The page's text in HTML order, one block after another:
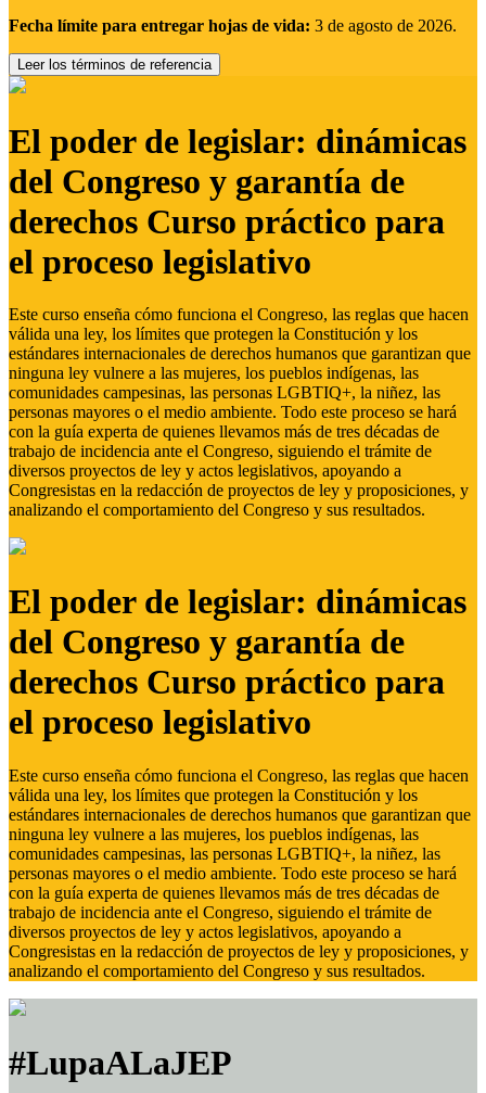
Fecha límite para entregar hojas de vida: 3 de agosto de 2026.
Leer los términos de referencia
El poder de legislar: dinámicas
del Congreso y garantía de
derechos Curso práctico para
el proceso legislativo
Este curso enseña cómo funciona el Congreso, las reglas que hacen
válida una ley, los límites que protegen la Constitución y los
estándares internacionales de derechos humanos que garantizan que
ninguna ley vulnere a las mujeres, los pueblos indígenas, las
comunidades campesinas, las personas LGBTIQ+, la niñez, las
personas mayores o el medio ambiente. Todo este proceso se hará
con la guía experta de quienes llevamos más de tres décadas de
trabajo de incidencia ante el Congreso, siguiendo el trámite de
diversos proyectos de ley y actos legislativos, apoyando a
Congresistas en la redacción de proyectos de ley y proposiciones, y
analizando el comportamiento del Congreso y sus resultados.
El poder de legislar: dinámicas
del Congreso y garantía de
derechos Curso práctico para
el proceso legislativo
Este curso enseña cómo funciona el Congreso, las reglas que hacen
válida una ley, los límites que protegen la Constitución y los
estándares internacionales de derechos humanos que garantizan que
ninguna ley vulnere a las mujeres, los pueblos indígenas, las
comunidades campesinas, las personas LGBTIQ+, la niñez, las
personas mayores o el medio ambiente. Todo este proceso se hará
con la guía experta de quienes llevamos más de tres décadas de
trabajo de incidencia ante el Congreso, siguiendo el trámite de
diversos proyectos de ley y actos legislativos, apoyando a
Congresistas en la redacción de proyectos de ley y proposiciones, y
analizando el comportamiento del Congreso y sus resultados.
#LupaALaJEP